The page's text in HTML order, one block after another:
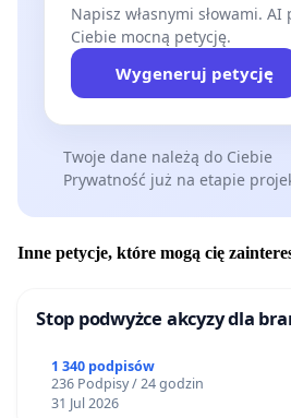
Napisz własnymi słowami.
Ciebie mocną petycję.
Wygeneruj petycję
Twoje dane należą do Ciebie
Prywatność już na etapie
Inne petycje, które mogą cię
Stop podwyżce akcyzy dla
1 340 podpisów
236 Podpisy / 24 godzin
31 Jul 2026